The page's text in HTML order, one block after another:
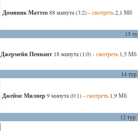
Доминик Маттео88 минута (3:2) -смотреть2,1 Мб
15
Джермейн Пеннант 18 минута (1:0) -смотреть 1,5 Мб
14
Джеймс Милнер9 минута (0:1) -смотреть 1,9 Мб
12